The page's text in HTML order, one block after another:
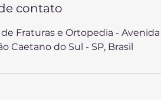
contato
Fraturas e Ortopedia -
Caetano do Sul - SP, Brasil